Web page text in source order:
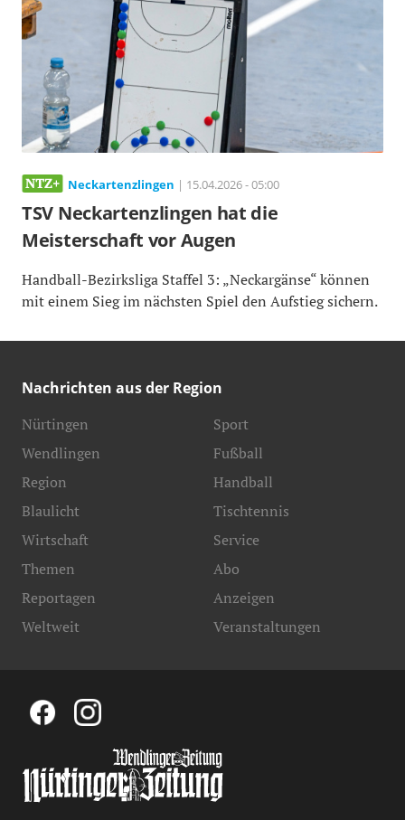
Neckartenzlingen | 15.04.2026 - 05:00
TSV Neckartenzlingen hat die
Meisterschaft vor Augen
Handball-Bezirksliga Staffel 3: „Neckargänse“ können
mit einem Sieg im nächsten Spiel den Aufstieg sichern.
Nachrichten aus der Region
Nürtingen
Wendlingen
Region
Blaulicht
Sport
Fußball
Handball
Tischtennis
Wirtschaft
Themen
Reportagen
Weltweit
Service
Abo
Anzeigen
Veranstaltungen